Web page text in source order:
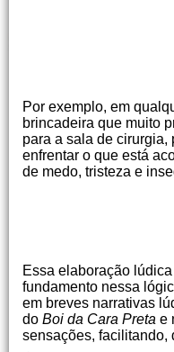
Por exemplo, em
brincadeira que muito
para a sala de cirurgia,
enfrentar o que está
de medo, tristeza e
Essa elaboração
fundamento nessa
em breves narrativas
do Boi da Cara Preta e
sensações, facilitando,